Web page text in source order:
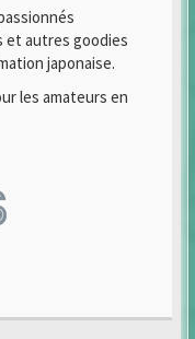
et autres goodies
japonaise.
les amateurs en